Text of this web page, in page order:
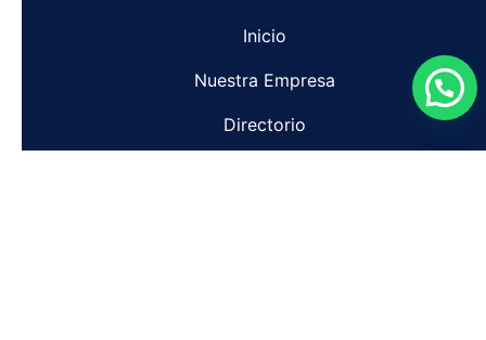
Inicio
Nuestra Empresa
Directorio